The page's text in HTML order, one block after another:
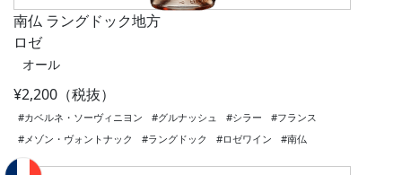
南仏 ラングドック地方
ロゼ
オール
¥2,200（税抜）
#カベルネ・ソーヴィニヨン #グルナッシュ #シラー
#フランス
#メゾン・ヴォントナック
#ラングドック #ロゼワイン #南仏